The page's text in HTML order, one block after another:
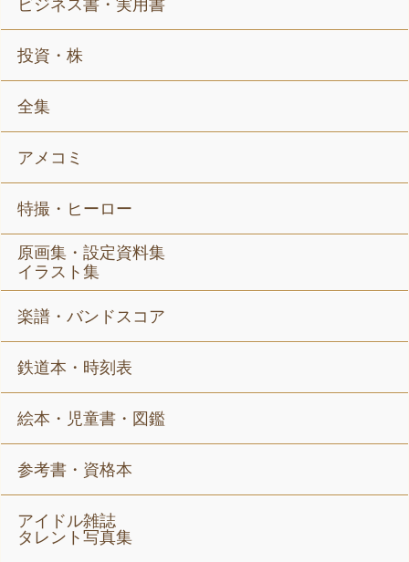
ビジネス書・実用書
投資・株
全集
アメコミ
特撮・ヒーロー
原画集・設定資料集
イラスト集
楽譜・バンドスコア
鉄道本・時刻表
絵本・児童書・図鑑
参考書・資格本
アイドル雑誌
タレント写真集